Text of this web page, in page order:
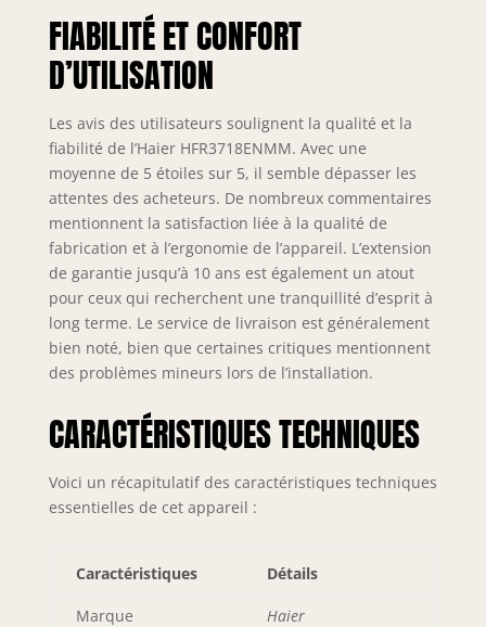
FIABILITÉ ET CONFORT
D’UTILISATION
Les avis des utilisateurs soulignent la qualité et la
fiabilité de l’Haier HFR3718ENMM. Avec une
moyenne de 5 étoiles sur 5, il semble dépasser les
attentes des acheteurs. De nombreux commentaires
mentionnent la satisfaction liée à la qualité de
fabrication et à l’ergonomie de l’appareil. L’extension
de garantie jusqu’à 10 ans est également un atout
pour ceux qui recherchent une tranquillité d’esprit à
long terme. Le service de livraison est généralement
bien noté, bien que certaines critiques mentionnent
des problèmes mineurs lors de l’installation.
CARACTÉRISTIQUES TECHNIQUES
Voici un récapitulatif des caractéristiques techniques
essentielles de cet appareil :
Caractéristiques Détails
Marque
Haier